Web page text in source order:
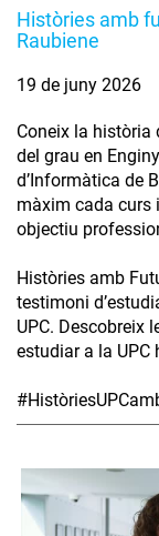
Històries amb
Raubiene
19 de juny 2026
Coneix la història
del grau en
d’Informàtica de
màxim cada curs
objectiu
Històries amb
testimoni
UPC. Descobreix
estudiar a la